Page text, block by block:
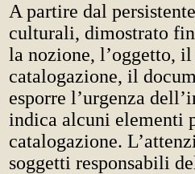
A partire dal
culturali, dimostrato
la nozione, l’oggetto,
catalogazione, il
esporre l’urgenza
indica alcuni elementi
catalogazione.
soggetti responsabili